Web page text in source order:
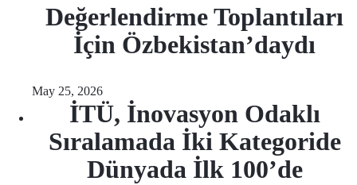
Değerlendirme Toplantıları
İçin Özbekistan’daydı
May 25, 2026
İTÜ, İnovasyon Odaklı
Sıralamada İki Kategoride
Dünyada İlk 100’de